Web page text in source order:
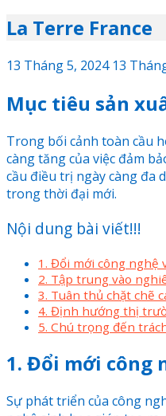
La Terre France
13 Tháng 5, 2024 13
Mục tiêu sản
Trong bối cảnh toàn cầu
càng tăng của việc đảm
cầu điều trị ngày càng đa
trong thời đại mới.
Nội dung bài viết!!!
1. Đổi mới công nghệ
2. Tập trung vào
3. Tuân thủ chặt chẽ
4. Định hướng thị
5. Chú trọng đến
1. Đổi mới công
Sự phát triển của công